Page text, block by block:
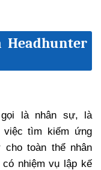
Headhunter
gọi là nhân sự, là
việc tìm kiếm ứng
toàn thể nhân
nhiệm vụ lập kế